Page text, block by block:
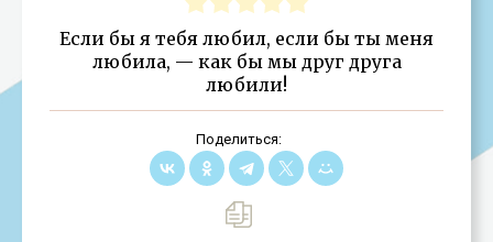
Если бы я тебя любил, если бы ты меня
любила, — как бы мы друг друга
любили!
Поделиться: